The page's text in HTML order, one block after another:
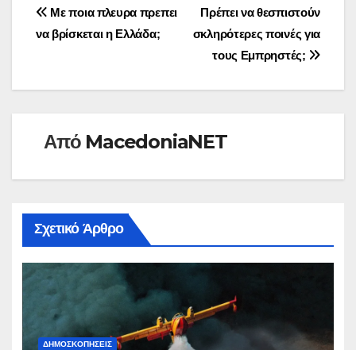
Πλοήγηση
άρθρων
Πρέπει να θεσπιστούν
σκληρότερες ποινές για
τους Εμπρηστές;
Με ποια πλευρα πρεπει
να βρίσκεται η Ελλάδα;
Από MacedoniaNET
Σχετικό Άρθρο
ΔΗΜΟΣΚΟΠΉΣΕΙΣ